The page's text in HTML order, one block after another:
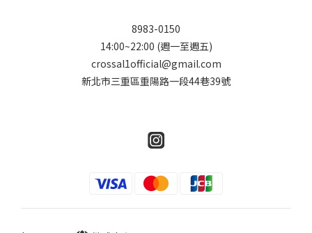
8983-0150
14:00~22:00 (週一至週五)
crossal1official@gmail.com
新北市三重區重陽路一段44巷39號